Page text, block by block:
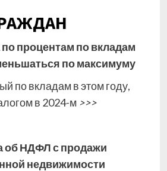
процентам по вкладам
по максимуму
по вкладам в этом году,
в 2024-м >>>
об НДФЛ с продажи
недвижимости